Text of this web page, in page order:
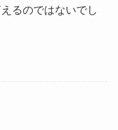
るのではないでし